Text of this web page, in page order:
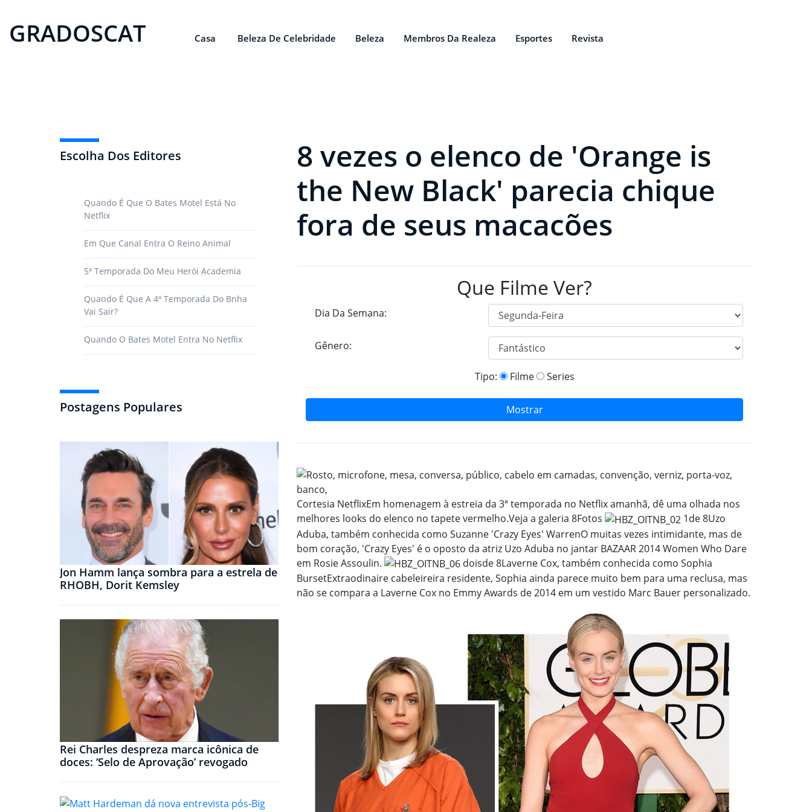
GRADOSCAT Casa Beleza De Celebridade Beleza Membros Da Realeza Esportes Revista
Escolha Dos Editores
Quando É Que O Bates Motel Está No
Netflix
Em Que Canal Entra O Reino Animal
5ª Temporada Do Meu Herói Academia
Quando É Que A 4ª Temporada Do Bnha
Vai Sair?
Quando O Bates Motel Entra No Netflix
Postagens Populares
Jon Hamm lança sombra para a estrela de
RHOBH, Dorit Kemsley
Rei Charles despreza marca icônica de
doces: ‘Selo de Aprovação’ revogado
8 vezes o elenco de 'Orange is
the New Black' parecia chique
fora de seus macacões
Que Filme Ver?
Dia Da Semana:
Gênero:
Tipo: Filme Series
Mostrar
Cortesia NetflixEm homenagem à estreia da 3ª temporada no Netflix amanhã, dê uma olhada nos
melhores looks do elenco no tapete vermelho.Veja a galeria 8Fotos 1de 8Uzo
Aduba, também conhecida como Suzanne 'Crazy Eyes' WarrenO muitas vezes intimidante, mas de
bom coração, 'Crazy Eyes' é o oposto da atriz Uzo Aduba no jantar BAZAAR 2014 Women Who Dare
em Rosie Assoulin.
doisde 8Laverne Cox, também conhecida como Sophia
BursetExtraodinaire cabeleireira residente, Sophia ainda parece muito bem para uma reclusa, mas
não se compara a Laverne Cox no Emmy Awards de 2014 em um vestido Marc Bauer personalizado.